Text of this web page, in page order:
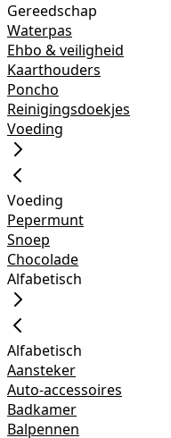
Gereedschap
Waterpas
Ehbo & veiligheid
Kaarthouders
Poncho
Reinigingsdoekjes
Voeding
Voeding
Pepermunt
Snoep
Chocolade
Alfabetisch
Alfabetisch
Aansteker
Auto-accessoires
Badkamer
Balpennen